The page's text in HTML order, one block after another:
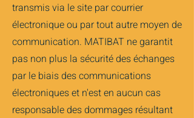
transmis via le site par courrier
électronique ou par tout autre moyen de
communication. MATIBAT ne garantit
pas non plus la sécurité des échanges
par le biais des communications
électroniques et n'est en aucun cas
responsable des dommages résultant